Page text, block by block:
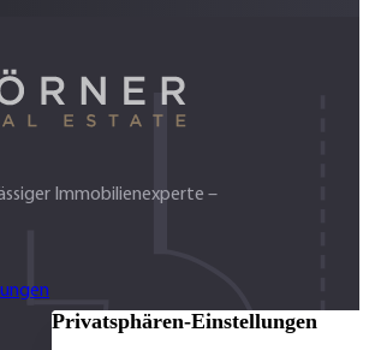
Immobilienexperte –